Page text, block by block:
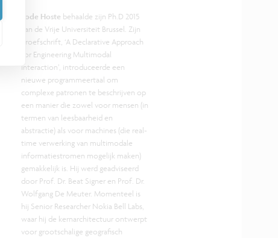
Lode Hoste behaalde zijn Ph.D 2015
aan de Vrije Universiteit Brussel. Zijn
proefschrift, ‘A Declarative Approach
for Engineering Multimodal
Interaction’, introduceerde een
nieuwe programmeertaal om
complexe patronen te beschrijven op
een manier die zowel voor mensen (in
termen van leesbaarheid en
abstractie) als voor machines (die real-
time verwerking van multimodale
informatiestromen mogelijk maken)
gemakkelijk is. Hij werd geadviseerd
door Prof. Dr. Beat Signer en Prof. Dr.
Wolfgang De Meuter. Momenteel is
hij Senior Researcher Nokia Bell Labs,
waar hij de kernarchitectuur ontwerpt
voor grootschalige geografisch